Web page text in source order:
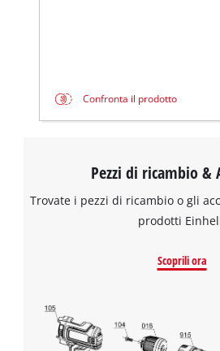
Confronta il prodotto
Pezzi di ricambio &
Trovate i pezzi di ricambio o gli
prodotti
Scoprili ora